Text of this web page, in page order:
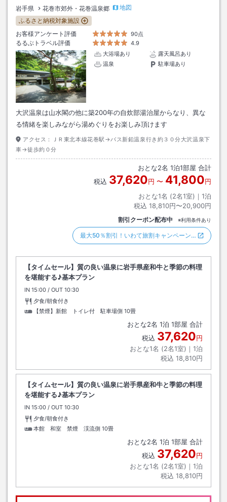
岩手県 花巻市郊外・花巻温泉郷
地図
ふるさと納税対象施設
お客様アンケート評価
90点
るるぶトラベル評価
4.9
大浴場あり
露天風呂あり
温泉
駐車場あり
大沢温泉は山水閣の他に築200年の自炊部湯治屋からなり、異な
る情緒を楽しみながら湯めぐりをお楽しみ頂けます
アクセス：
ＪＲ東北本線花巻駅→バス新鉛温泉行き約３０分大沢温泉下
車→徒歩約０分
おとな2名 1泊1部屋 合計
税込 37,620円 〜 41,800円
おとな1名 (2名1室)｜ 1泊
税込 18,810円〜20,900円
割引クーポン配布中 ※利用条件あり
最大50％割引！いわて旅割キャンペーン…
【タイムセール】質の良い温泉に岩手県産和牛と季節の料理
を堪能する♪基本プラン
IN チェックイン
15:00 / OUT チェックアウト
10:30
夕食/朝食付き
【禁煙】新館 トイレ付 駐車場側 10畳
おとな2名 1泊 1部屋 合計
税込 37,620円
おとな1名 (2名1室)｜ 1泊
税込 18,810円
【タイムセール】質の良い温泉に岩手県産和牛と季節の料理
を堪能する♪基本プラン
IN チェックイン
15:00 / OUT チェックアウト
10:30
夕食/朝食付き
本館 和室 禁煙 渓流側 10畳
おとな2名 1泊 1部屋 合計
税込 37,620円
おとな1名 (2名1室)｜ 1泊
税込 18,810円